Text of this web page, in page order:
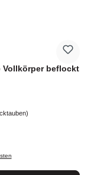
Vollkörper beflockt